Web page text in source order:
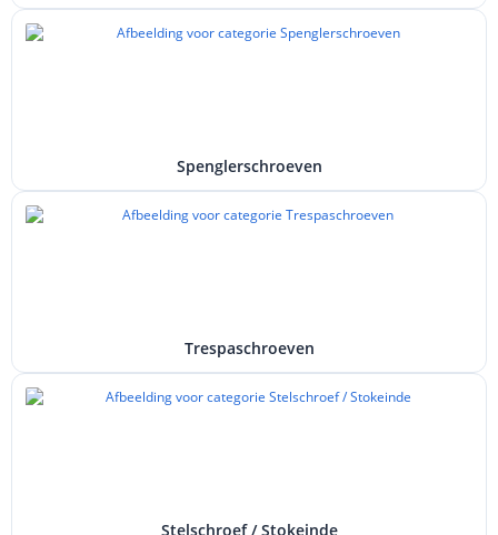
Spenglerschroeven
Trespaschroeven
Stelschroef / Stokeinde